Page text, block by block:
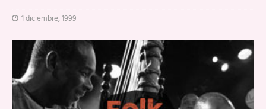
1 diciembre, 1999